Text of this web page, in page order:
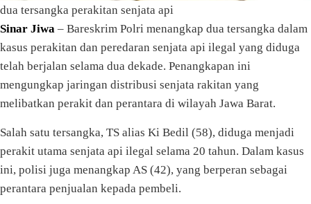
dua tersangka perakitan senjata api
Sinar Jiwa – Bareskrim Polri menangkap dua tersangka dalam
kasus perakitan dan peredaran senjata api ilegal yang diduga
telah berjalan selama dua dekade. Penangkapan ini
mengungkap jaringan distribusi senjata rakitan yang
melibatkan perakit dan perantara di wilayah Jawa Barat.
Salah satu tersangka, TS alias Ki Bedil (58), diduga menjadi
perakit utama senjata api ilegal selama 20 tahun. Dalam kasus
ini, polisi juga menangkap AS (42), yang berperan sebagai
perantara penjualan kepada pembeli.